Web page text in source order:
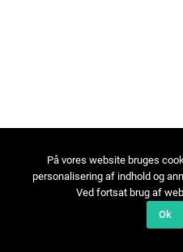
På vores website bruges
personalisering af indhold og
Ved fortsat brug af
Ok